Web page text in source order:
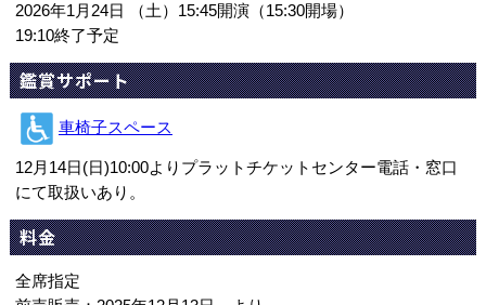
2026年1月24日 （土）15:45開演（15:30開場）
19:10終了予定
鑑賞サポート
車椅子スペース
12月14日(日)10:00よりプラットチケットセンター電話・窓口
にて取扱いあり。
料金
全席指定